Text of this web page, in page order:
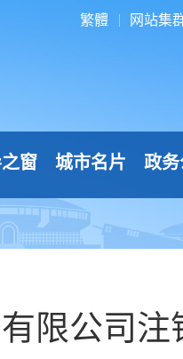
繁體 网站集
窗 城市名片 政
限公司